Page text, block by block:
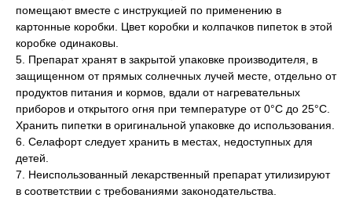
помещают вместе с инструкцией по применению в
картонные коробки. Цвет коробки и колпачков пипеток в этой
коробке одинаковы.
5. Препарат хранят в закрытой упаковке производителя, в
защищенном от прямых солнечных лучей месте, отдельно от
продуктов питания и кормов, вдали от нагревательных
приборов и открытого огня при температуре от 0°С до 25°С.
Хранить пипетки в оригинальной упаковке до использования.
6. Селафорт следует хранить в местах, недоступных для
детей.
7. Неиспользованный лекарственный препарат утилизируют
в соответствии с требованиями законодательства.